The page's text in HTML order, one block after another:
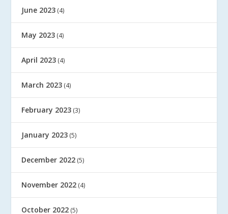
June 2023 (4)
May 2023 (4)
April 2023 (4)
March 2023 (4)
February 2023 (3)
January 2023 (5)
December 2022 (5)
November 2022 (4)
October 2022 (5)